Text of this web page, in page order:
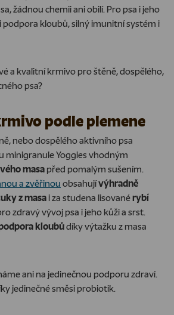
žádnou chemii ani obilí. Pro psa i jeho
podpora kloubů, silný imunitní systém i
a kvalitní krmivo pro štěně, dospělého,
psa?
podle plemene
nebo dospělého aktivního psa
minigranule Yoggies vhodným
masa před pomalým sušením.
a zvěřinou obsahujívýhradně
z masa i za studena lisovanérybí
zdravý vývoj psa i jeho kůži a srst.
kloubůdíky výtažku z masa
ani na jedinečnou podporu zdraví.
jedinečné směsi probiotik.